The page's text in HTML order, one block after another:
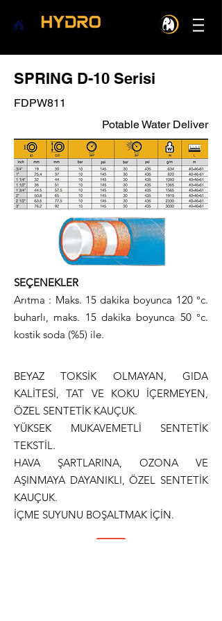
SPRING D-10 Serisi
FDPW811
Potable Water Deliver
SEÇENEKLER
Arıtma : Maks. 15 dakika boyunca 120 °c.
buharlı, maks. 15 dakika boyunca 50 °c.
kostik soda (%5) ile.
BEYAZ TOKSİK OLMAYAN, GIDA
KALİTESİ, TAT VE KOKU İÇERMEYEN,
ÖZEL SENTETİK KAUÇUK.
YÜKSEK MUKAVEMETLİ SENTETİK
TEKSTİL.
HAVA ŞARTLARINA, OZONA VE
AŞINMAYA DAYANIKLI, ÖZEL SENTETİK
KAUÇUK.
İÇME SUYUNU BOŞALTMAK İÇİN.